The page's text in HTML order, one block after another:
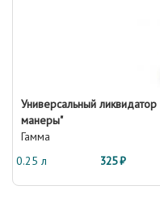
Универсальный
манеры"
Гамма
0.25 л
325 ₽